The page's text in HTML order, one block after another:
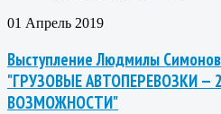
01 Апрель 2019
Выступление Людмилы
"ГРУЗОВЫЕ АВТОПЕРЕВОЗКИ —
ВОЗМОЖНОСТИ"